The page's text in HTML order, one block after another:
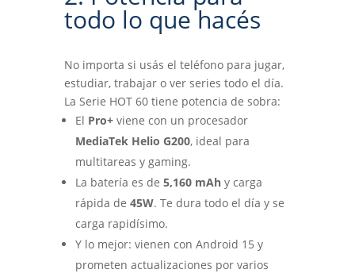
todo lo que hacés
No importa si usás el teléfono para jugar,
estudiar, trabajar o ver series todo el día.
La Serie HOT 60 tiene potencia de sobra:
El Pro+viene con un procesador
MediaTek Helio G200, ideal para
multitareas y gaming.
La batería es de 5,160 mAhy carga
rápida de 45W. Te dura todo el día y se
carga rapidísimo.
Y lo mejor: vienen con Android 15 y
prometen actualizaciones por varios